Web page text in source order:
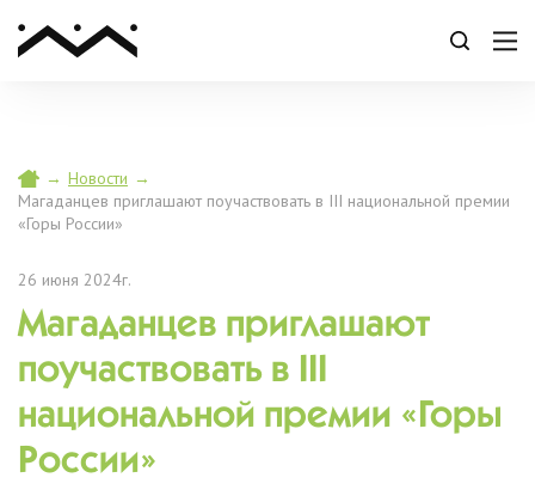
→ Новости →
Магаданцев приглашают поучаствовать в III национальной премии
«Горы России»
26 июня 2024г.
Магаданцев приглашают
поучаствовать в III
национальной премии «Горы
России»